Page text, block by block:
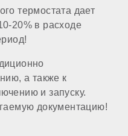
термостата дает
20% в расходе
а также к
и запуску.
документацию!